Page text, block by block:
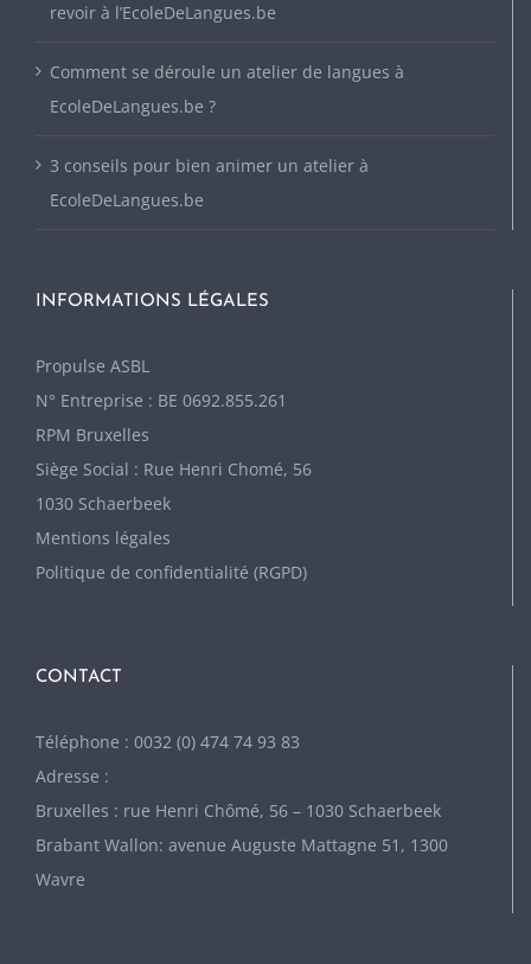
revoir à l’EcoleDeLangues.be
Comment se déroule un atelier de langues à
EcoleDeLangues.be ?
3 conseils pour bien animer un atelier à
EcoleDeLangues.be
INFORMATIONS LÉGALES
Propulse ASBL
N° Entreprise : BE 0692.855.261
RPM Bruxelles
Siège Social : Rue Henri Chomé, 56
1030 Schaerbeek
Mentions légales
Politique de confidentialité (RGPD)
CONTACT
Téléphone : 0032 (0) 474 74 93 83
Adresse :
Bruxelles : rue Henri Chômé, 56 – 1030 Schaerbeek
Brabant Wallon: avenue Auguste Mattagne 51, 1300
Wavre